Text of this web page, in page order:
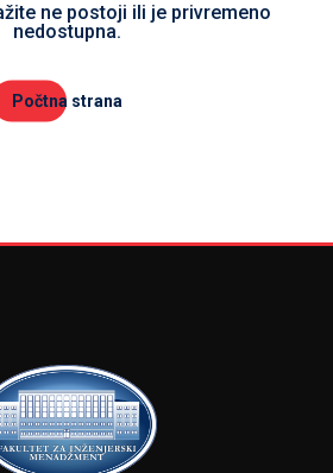
ne postoji ili je privremeno
nedostupna.
Počtna strana